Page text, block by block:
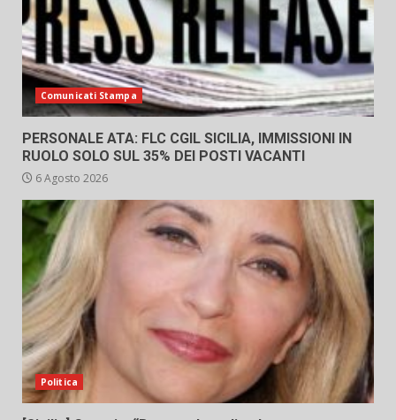
Comunicati Stampa
PERSONALE ATA: FLC CGIL SICILIA, IMMISSIONI IN
RUOLO SOLO SUL 35% DEI POSTI VACANTI
6 Agosto 2026
Politica